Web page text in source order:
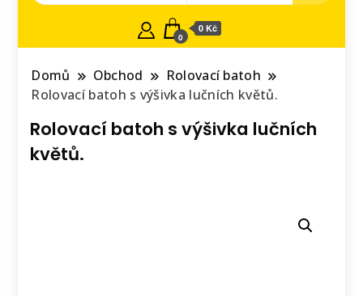
0
0 Kč
Domů Obchod
Rolovací batoh
Rolovací batoh s výšivka lučních květů.
Rolovací batoh s výšivka lučních
květů.